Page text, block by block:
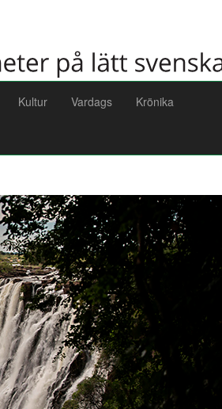
Kultur Vardags Krönika